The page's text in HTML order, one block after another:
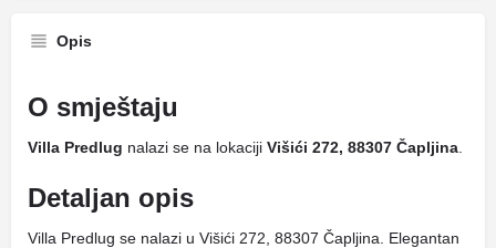
Opis
O smještaju
Villa Predlug nalazi se na lokaciji Višići 272, 88307 Čapljina
Detaljan opis
Villa Predlug se nalazi u Višići 272, 88307 Čapljina. Elegantan